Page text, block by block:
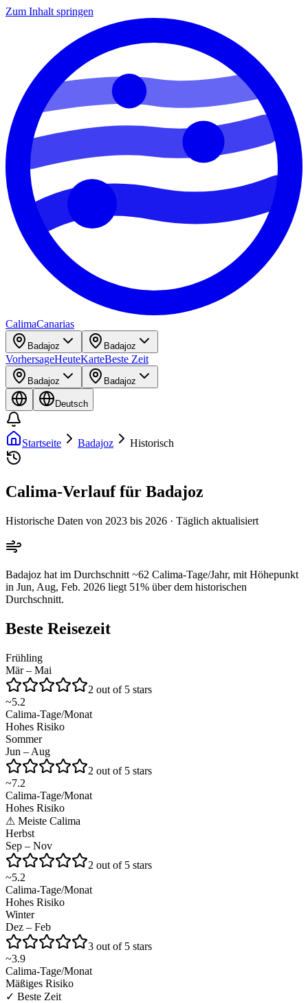
Zum Inhalt springen
CalimaCanarias
Badajoz Badajoz
VorhersageHeuteKarteBeste Zeit
Badajoz Badajoz
Deutsch
Startseite Badajoz Historisch
Calima-Verlauf für Badajoz
Historische Daten von 2023 bis 2026 · Täglich aktualisiert
Badajoz hat im Durchschnitt ~62 Calima-Tage/Jahr, mit Höhepunkt
in Jun, Aug, Feb. 2026 liegt 51% über dem historischen
Durchschnitt.
Beste Reisezeit
Frühling
Mär – Mai
2 out of 5 stars
~5.2
Calima-Tage/Monat
Hohes Risiko
Sommer
Jun – Aug
2 out of 5 stars
~7.2
Calima-Tage/Monat
Hohes Risiko
⚠ Meiste Calima
Herbst
Sep – Nov
2 out of 5 stars
~5.2
Calima-Tage/Monat
Hohes Risiko
Winter
Dez – Feb
3 out of 5 stars
~3.9
Calima-Tage/Monat
Mäßiges Risiko
✓ Beste Zeit